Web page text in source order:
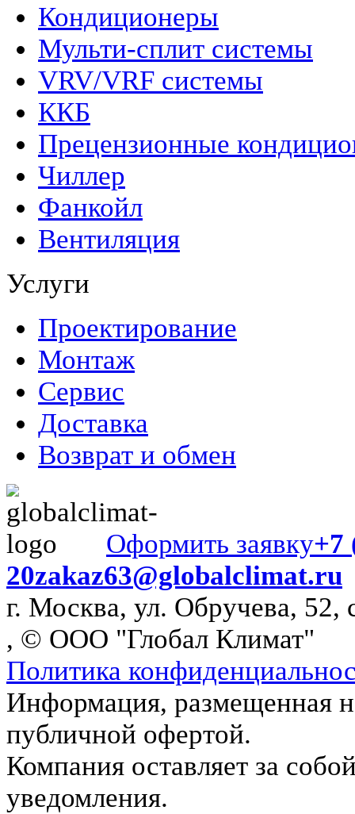
Кондиционеры
Мульти-сплит системы
VRV/VRF системы
ККБ
Прецензионные
Чиллер
Фанкойл
Вентиляция
Услуги
Проектирование
Монтаж
Сервис
Доставка
Возврат и обмен
Оформить заявку+7
20zakaz63@globalclimat.ru
г. Москва, ул. Обручева, 52,
, © ООО "Глобал Климат"
Политика
Информация, размещенная
публичной офертой.
Компания оставляет за
уведомления.